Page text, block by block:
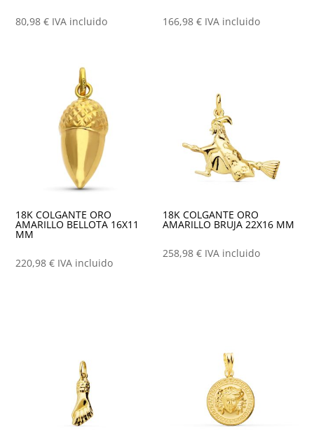
80,98€ IVA incluido 166,98€ IVA incluido
18K COLGANTE ORO
AMARILLO BELLOTA 16X11
MM
220,98€ IVA incluido
18K COLGANTE ORO
AMARILLO BRUJA 22X16 MM
258,98€ IVA incluido